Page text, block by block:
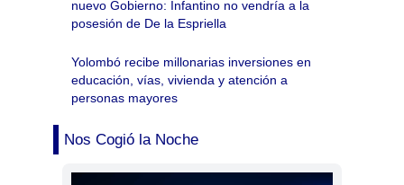
nuevo Gobierno: Infantino no vendría a la
posesión de De la Espriella
Yolombó recibe millonarias inversiones en
educación, vías, vivienda y atención a
personas mayores
Nos Cogió la Noche